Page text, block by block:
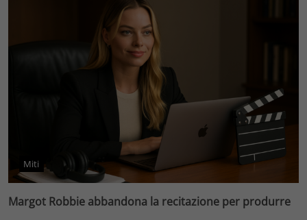
Miti
Margot Robbie abbandona la recitazione per produrre